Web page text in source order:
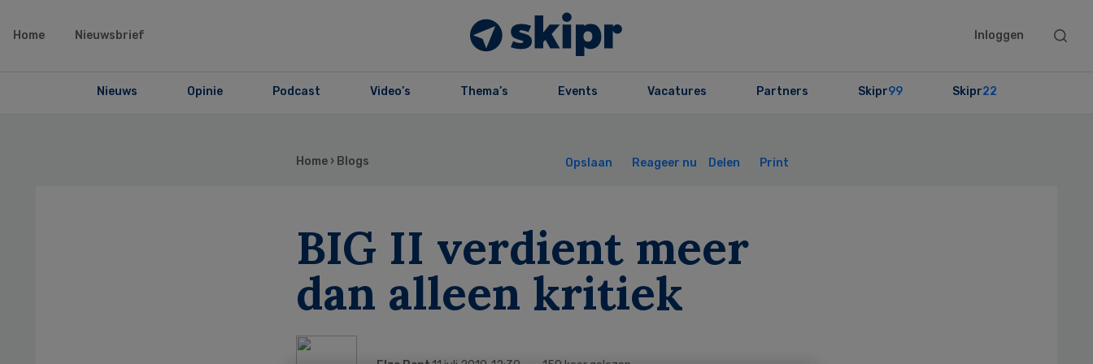
Home Nieuwsbrief Inloggen
Search
Nieuws Opinie Podcast Video’s Thema’s Events Vacatures Partners Skipr99 Skipr22
Home › Blogs Opslaan Reageer nu Delen Print
BIG II verdient meer
dan alleen kritiek